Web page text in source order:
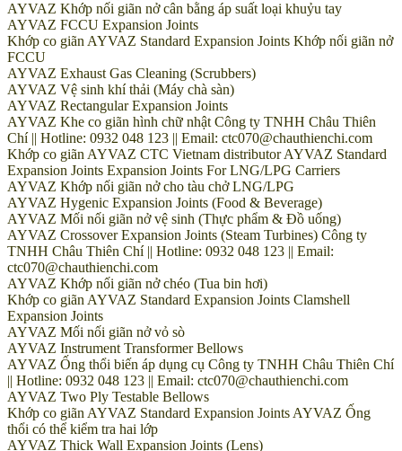
AYVAZ Khớp nối giãn nở cân bằng áp suất loại khuỷu tay
AYVAZ FCCU Expansion Joints
Khớp co giãn AYVAZ Standard Expansion Joints Khớp nối giãn nở
FCCU
AYVAZ Exhaust Gas Cleaning (Scrubbers)
AYVAZ Vệ sinh khí thải (Máy chà sàn)
AYVAZ Rectangular Expansion Joints
AYVAZ Khe co giãn hình chữ nhật Công ty TNHH Châu Thiên
Chí || Hotline: 0932 048 123 || Email: ctc070@chauthienchi.com
Khớp co giãn AYVAZ CTC Vietnam distributor AYVAZ Standard
Expansion Joints Expansion Joints For LNG/LPG Carriers
AYVAZ Khớp nối giãn nở cho tàu chở LNG/LPG
AYVAZ Hygenic Expansion Joints (Food & Beverage)
AYVAZ Mối nối giãn nở vệ sinh (Thực phẩm & Đồ uống)
AYVAZ Crossover Expansion Joints (Steam Turbines) Công ty
TNHH Châu Thiên Chí || Hotline: 0932 048 123 || Email:
ctc070@chauthienchi.com
AYVAZ Khớp nối giãn nở chéo (Tua bin hơi)
Khớp co giãn AYVAZ Standard Expansion Joints Clamshell
Expansion Joints
AYVAZ Mối nối giãn nở vỏ sò
AYVAZ Instrument Transformer Bellows
AYVAZ Ống thổi biến áp dụng cụ Công ty TNHH Châu Thiên Chí
|| Hotline: 0932 048 123 || Email: ctc070@chauthienchi.com
AYVAZ Two Ply Testable Bellows
Khớp co giãn AYVAZ Standard Expansion Joints AYVAZ Ống
thổi có thể kiểm tra hai lớp
AYVAZ Thick Wall Expansion Joints (Lens)